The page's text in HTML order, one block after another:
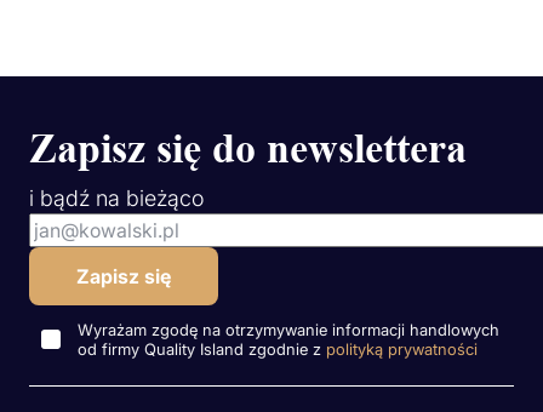
Zapisz się do newslettera
i bądź na bieżąco
Wyrażam zgodę na otrzymywanie informacji handlowych
od firmy Quality Island zgodnie z polityką prywatności